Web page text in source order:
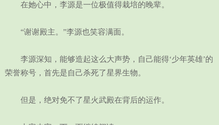
在她心中，李源是一位极值得栽培的晚辈。
“谢谢殿主。”李源也笑容满面。
李源深知，能够造起这么大声势，自己能得‘少年英雄’的
荣誉称号，首先是自己杀死了星界生物。
但是，绝对免不了星火武殿在背后的运作。